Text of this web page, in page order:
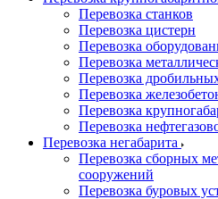
Перевозка станков
Перевозка цистерн
Перевозка
Перевозка
Перевозка
Перевозка
Перевозка
Перевозка
Перевозка негабарита
Перевозка сборных
сооружений
Перевозка буровых